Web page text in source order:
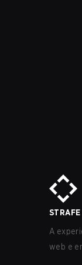
STRAFE
A
web e